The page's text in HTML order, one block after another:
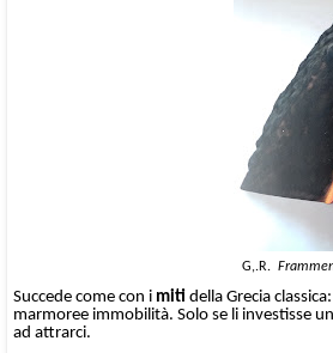
G,.R.
Succede come con i miti della Grecia
marmoree immobilità. Solo se li investisse
ad attrarci.